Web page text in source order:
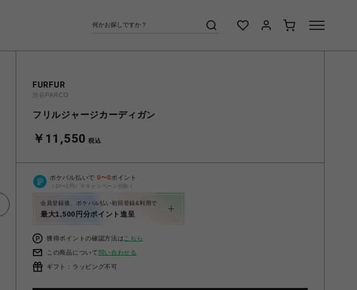
FURFUR
渋谷PARCO
フリルジャージカーディガン
￥11,550 税込
ポケパル払いで 0〜0ポイント
（1P=1円）※キャンペーン分除く
会員登録後、ポケパル払い初回登録&利用で
最大1,500円分ポイント進呈
獲得ポイントの確認方法はこちら
この商品について 問い合わせる
ギフト：ラッピング不可